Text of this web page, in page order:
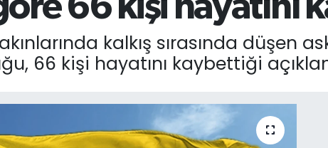
66 kişi hayatını
kalkış sırasında düşen
66 kişi hayatını kaybettiği